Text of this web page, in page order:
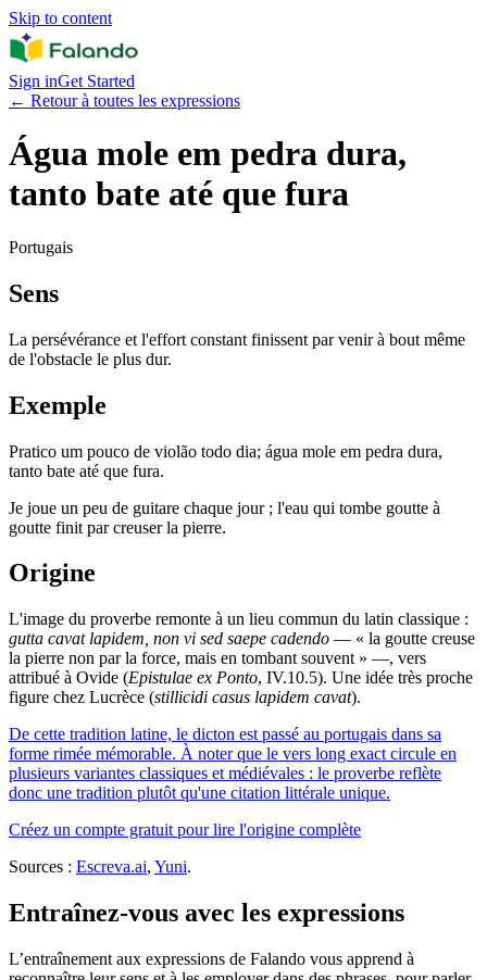
Skip to content
Sign inGet Started
← Retour à toutes les expressions
Água mole em pedra dura,
tanto bate até que fura
Portugais
Sens
La persévérance et l'effort constant finissent par venir à bout même
de l'obstacle le plus dur.
Exemple
Pratico um pouco de violão todo dia; água mole em pedra dura,
tanto bate até que fura.
Je joue un peu de guitare chaque jour ; l'eau qui tombe goutte à
goutte finit par creuser la pierre.
Origine
L'image du proverbe remonte à un lieu commun du latin classique :
gutta cavat lapidem, non vi sed saepe cadendo — « la goutte creuse
la pierre non par la force, mais en tombant souvent » —, vers
attribué à Ovide (Epistulae ex Ponto, IV.10.5). Une idée très proche
figure chez Lucrèce (stillicidi casus lapidem cavat).
De cette tradition latine, le dicton est passé au portugais dans sa
forme rimée mémorable. À noter que le vers long exact circule en
plusieurs variantes classiques et médiévales : le proverbe reflète
donc une tradition plutôt qu'une citation littérale unique.
Créez un compte gratuit pour lire l'origine complète
Sources : Escreva.ai, Yuni.
Entraînez-vous avec les expressions
L’entraînement aux expressions de Falando vous apprend à